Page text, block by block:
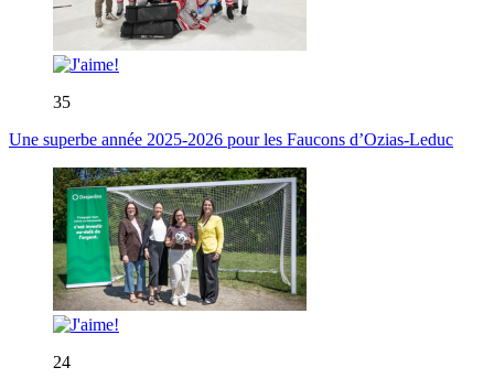
35
Une superbe année 2025-2026 pour les Faucons d’Ozias-Leduc
24